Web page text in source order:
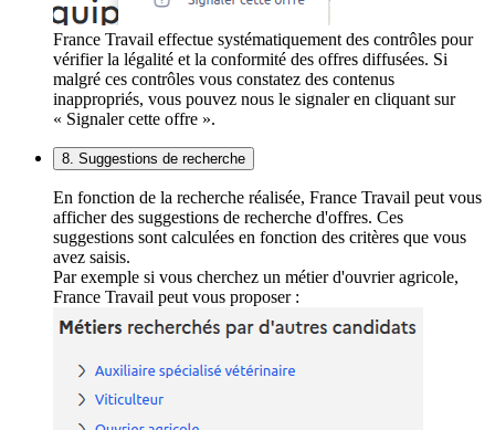
France Travail effectue systématiquement des contrôles pour
vérifier la légalité et la conformité des offres diffusées. Si
malgré ces contrôles vous constatez des contenus
inappropriés, vous pouvez nous le signaler en cliquant sur
« Signaler cette offre ».
8. Suggestions de recherche
En fonction de la recherche réalisée, France Travail peut vous
afficher des suggestions de recherche d'offres. Ces
suggestions sont calculées en fonction des critères que vous
avez saisis.
Par exemple si vous cherchez un métier d'ouvrier agricole,
France Travail peut vous proposer :